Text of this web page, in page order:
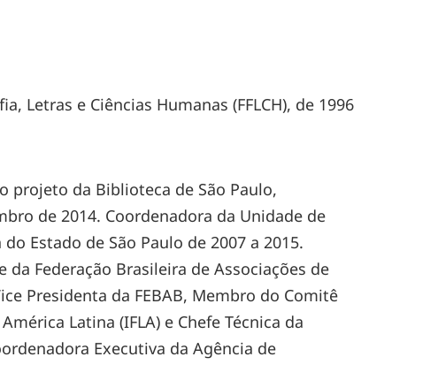
Letras e Ciências Humanas (FFLCH), de 1996
projeto da Biblioteca de São Paulo,
de 2014. Coordenadora da Unidade de
Estado de São Paulo de 2007 a 2015.
Federação Brasileira de Associações de
Presidenta da FEBAB, Membro do Comitê
Latina (IFLA) e Chefe Técnica da
Executiva da Agência de